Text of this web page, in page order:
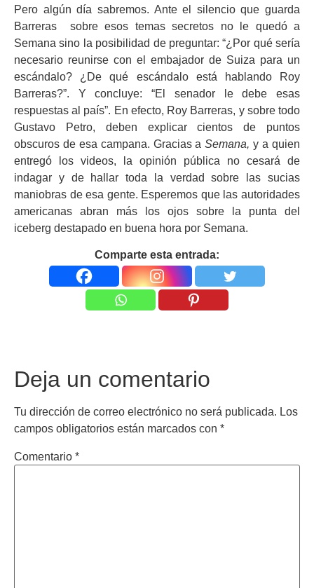
Pero algún día sabremos. Ante el silencio que guarda
Barreras sobre esos temas secretos no le quedó a
Semana sino la posibilidad de preguntar: “¿Por qué sería
necesario reunirse con el embajador de Suiza para un
escándalo? ¿De qué escándalo está hablando Roy
Barreras?”. Y concluye: “El senador le debe esas
respuestas al país”. En efecto, Roy Barreras, y sobre todo
Gustavo Petro, deben explicar cientos de puntos
obscuros de esa campana. Gracias aSemana, y a quien
entregó los videos, la opinión pública no cesará de
indagar y de hallar toda la verdad sobre las sucias
maniobras de esa gente. Esperemos que las autoridades
americanas abran más los ojos sobre la punta del
iceberg destapado en buena hora por Semana.
Comparte esta entrada:
Deja un comentario
Tu dirección de correo electrónico no será publicada. Los
campos obligatorios están marcados con *
Comentario *